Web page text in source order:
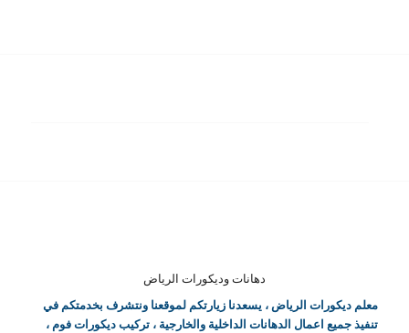
دهانات وديكورات الرياض
معلم ديكورات الرياض ، يسعدنا زيارتكم لموقعنا ونتشرف بخدمتكم في
تنفيذ جميع اعمال الدهانات الداخلية والخارجية ، تركيب ديكورات فوم ،